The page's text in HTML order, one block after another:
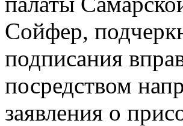
Сойфер,
подписания
посредством
заявления о